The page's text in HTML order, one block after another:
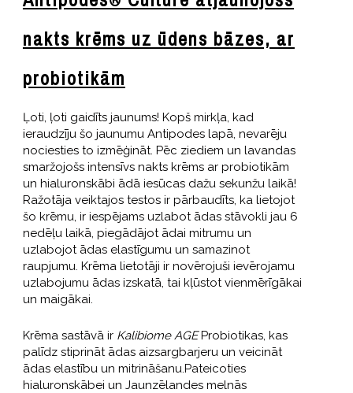
nakts krēms uz ūdens bāzes, ar
probiotikām
Ļoti, ļoti gaidīts jaunums! Kopš mirkļa, kad
ieraudzīju šo jaunumu Antipodes lapā, nevarēju
nociesties to izmēģināt. Pēc ziediem un lavandas
smaržojošs intensīvs nakts krēms ar probiotikām
un hialuronskābi ādā iesūcas dažu sekunžu laikā!
Ražotāja veiktajos testos ir pārbaudīts, ka lietojot
šo krēmu, ir iespējams uzlabot ādas stāvokli jau 6
nedēļu laikā, piegādājot ādai mitrumu un
uzlabojot ādas elastīgumu un samazinot
raupjumu. Krēma lietotāji ir novērojuši ievērojamu
uzlabojumu ādas izskatā, tai kļūstot vienmērīgākai
un maigākai.
Krēma sastāvā ir Kalibiome AGEProbiotikas, kas
palīdz stiprināt ādas aizsargbarjeru un veicināt
ādas elastību un mitrināšanu.Pateicoties
hialuronskābei un Jaunzēlandes melnās